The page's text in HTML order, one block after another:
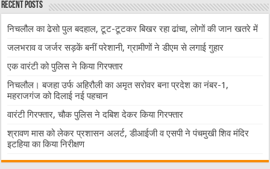
Recent Posts
निचलौल का ढेसो पुल बदहाल, टूट-टूटकर बिखर रहा ढांचा, लोगों की जान खतरे में
जलभराव व जर्जर सड़कें बनीं परेशानी, ग्रामीणों ने डीएम से लगाई गुहार
एक वारंटी को पुलिस ने किया गिरफ्तार
निचलौल। बजहा उर्फ अहिरौली का अमृत सरोवर बना प्रदेश का नंबर-1,
महराजगंज को दिलाई नई पहचान
वारंटी गिरफ्तार, चौक पुलिस ने दबिश देकर किया गिरफ्तार
श्रावण मास को लेकर प्रशासन अलर्ट, डीआईजी व एसपी ने पंचमुखी शिव मंदिर
इटहिया का किया निरीक्षण